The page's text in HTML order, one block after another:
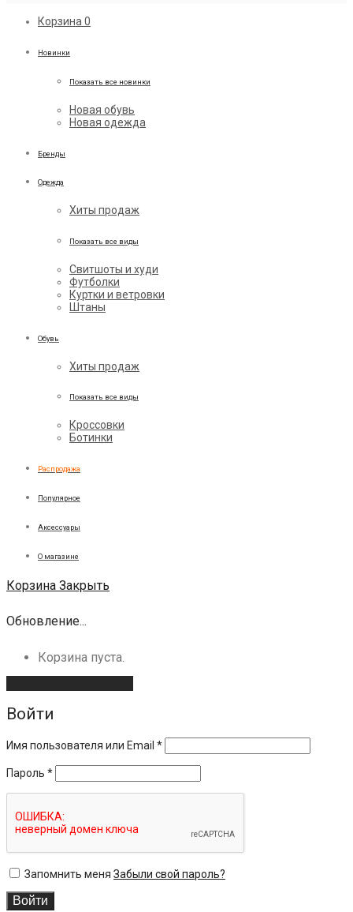
Корзина 0
Новинки
Показать все новинки
Новая обувь
Новая одежда
Бренды
Одежда
Хиты продаж
Показать все виды
Свитшоты и худи
Футболки
Куртки и ветровки
Штаны
Обувь
Хиты продаж
Показать все виды
Кроссовки
Ботинки
Распродажа
Популярное
Аксессуары
О магазине
Корзина Закрыть
Обновление...
Корзина пуста.
Войти
Имя пользователя или Email *
Пароль *
Запомнить меня Забыли свой пароль?
Войти